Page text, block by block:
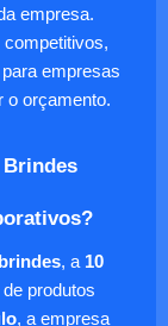
empresa.
empresas
o orçamento.
Brindes
brindes, a 10
produtos
, a empresa